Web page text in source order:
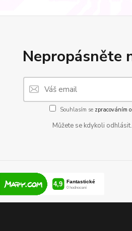
Nepropásněte
Souhlasím se zpracováním
Můžete se kdykoli